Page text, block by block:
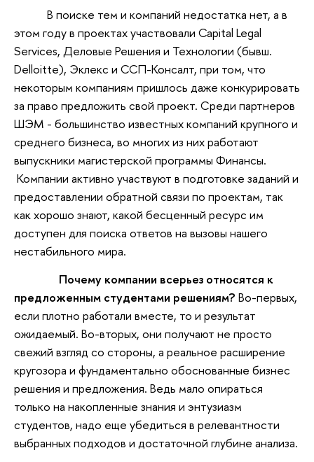
В поиске тем и компаний недостатка нет, а в
этом году в проектах участвовали Capital Legal
Services, Деловые Решения и Технологии (бывш.
Delloitte), Эклекс и ССП-Консалт, при том, что
некоторым компаниям пришлось даже конкурировать
за право предложить свой проект. Среди партнеров
ШЭМ - большинство известных компаний крупного и
среднего бизнеса, во многих из них работают
выпускники магистерской программы Финансы.
Компании активно участвуют в подготовке заданий и
предоставлении обратной связи по проектам, так
как хорошо знают, какой бесценный ресурс им
доступен для поиска ответов на вызовы нашего
нестабильного мира.
Почему компании всерьез относятся к
предложенным студентами решениям? Во-первых,
если плотно работали вместе, то и результат
ожидаемый. Во-вторых, они получают не просто
свежий взгляд со стороны, а реальное расширение
кругозора и фундаментально обоснованные бизнес
решения и предложения. Ведь мало опираться
только на накопленные знания и энтузиазм
студентов, надо еще убедиться в релевантности
выбранных подходов и достаточной глубине анализа.